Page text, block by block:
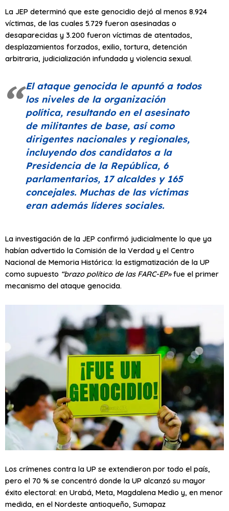
La JEP determinó que este genocidio dejó al menos 8.924
víctimas, de las cuales 5.729 fueron asesinadas o
desaparecidas y 3.200 fueron víctimas de atentados,
desplazamientos forzados, exilio, tortura, detención
arbitraria, judicialización infundada y violencia sexual.
El ataque genocida le apuntó a todos
los niveles de la organización
política, resultando en el asesinato
de militantes de base, así como
dirigentes nacionales y regionales,
incluyendo dos candidatos a la
Presidencia de la República, 6
parlamentarios, 17 alcaldes y 165
concejales. Muchas de las víctimas
eran además líderes sociales.
La investigación de la JEP confirmó judicialmente lo que ya
habían advertido la Comisión de la Verdad y el Centro
Nacional de Memoria Histórica: la estigmatización de la UP
como supuesto “brazo político de las FARC-EP»fue el primer
mecanismo del ataque genocida.
Los crímenes contra la UP se extendieron por todo el país,
pero el 70 % se concentró donde la UP alcanzó su mayor
éxito electoral: en Urabá, Meta, Magdalena Medio y, en menor
medida, en el Nordeste antioqueño, Sumapaz